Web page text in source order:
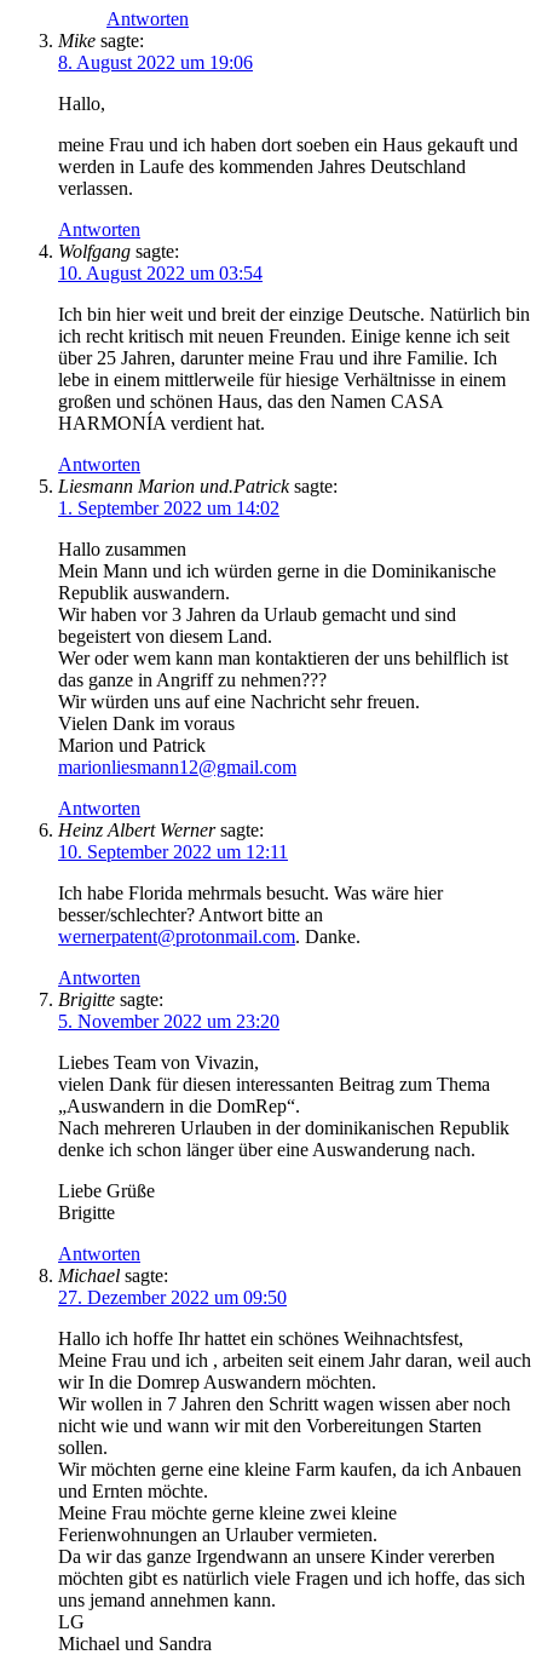
Antworten
Mike sagte:
8. August 2022 um 19:06
Hallo,
meine Frau und ich haben dort soeben ein Haus gekauft und
werden in Laufe des kommenden Jahres Deutschland
verlassen.
Antworten
Wolfgang sagte:
10. August 2022 um 03:54
Ich bin hier weit und breit der einzige Deutsche. Natürlich bin
ich recht kritisch mit neuen Freunden. Einige kenne ich seit
über 25 Jahren, darunter meine Frau und ihre Familie. Ich
lebe in einem mittlerweile für hiesige Verhältnisse in einem
großen und schönen Haus, das den Namen CASA
HARMONÍA verdient hat.
Antworten
Liesmann Marion und.Patrick sagte:
1. September 2022 um 14:02
Hallo zusammen
Mein Mann und ich würden gerne in die Dominikanische
Republik auswandern.
Wir haben vor 3 Jahren da Urlaub gemacht und sind
begeistert von diesem Land.
Wer oder wem kann man kontaktieren der uns behilflich ist
das ganze in Angriff zu nehmen???
Wir würden uns auf eine Nachricht sehr freuen.
Vielen Dank im voraus
Marion und Patrick
marionliesmann12@gmail.com
Antworten
Heinz Albert Werner sagte:
10. September 2022 um 12:11
Ich habe Florida mehrmals besucht. Was wäre hier
besser/schlechter? Antwort bitte an
wernerpatent@protonmail.com. Danke.
Antworten
Brigitte sagte:
5. November 2022 um 23:20
Liebes Team von Vivazin,
vielen Dank für diesen interessanten Beitrag zum Thema
„Auswandern in die DomRep“.
Nach mehreren Urlauben in der dominikanischen Republik
denke ich schon länger über eine Auswanderung nach.
Liebe Grüße
Brigitte
Antworten
Michael sagte:
27. Dezember 2022 um 09:50
Hallo ich hoffe Ihr hattet ein schönes Weihnachtsfest,
Meine Frau und ich , arbeiten seit einem Jahr daran, weil auch
wir In die Domrep Auswandern möchten.
Wir wollen in 7 Jahren den Schritt wagen wissen aber noch
nicht wie und wann wir mit den Vorbereitungen Starten
sollen.
Wir möchten gerne eine kleine Farm kaufen, da ich Anbauen
und Ernten möchte.
Meine Frau möchte gerne kleine zwei kleine
Ferienwohnungen an Urlauber vermieten.
Da wir das ganze Irgendwann an unsere Kinder vererben
möchten gibt es natürlich viele Fragen und ich hoffe, das sich
uns jemand annehmen kann.
LG
Michael und Sandra